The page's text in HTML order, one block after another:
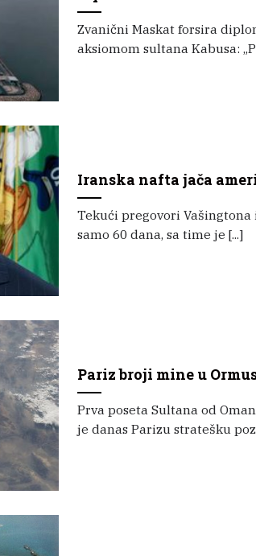
Zvanični Maskat forsira
aksiomom sultana Kabusa:
Iranska nafta jača
Tekući pregovori
samo 60 dana, sa time je [...]
Pariz broji mine u
Prva poseta Sultana od
je danas Parizu stratešku